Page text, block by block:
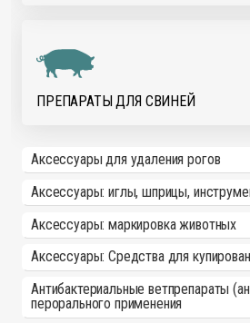
ПРЕПАРАТЫ ДЛЯ СВИНЕЙ
Аксессуары для удаления рогов
Аксессуары: иглы, шприцы,
Аксессуары: маркировка животных
Аксессуары: Средства для
Антибактериальные ветпрепараты
перорального применения